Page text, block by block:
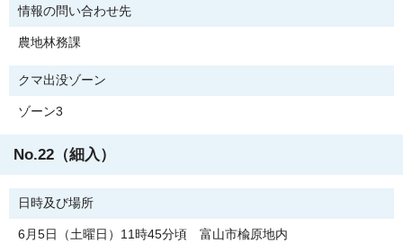
情報の問い合わせ先
農地林務課
クマ出没ゾーン
ゾーン3
No.22（細入）
日時及び場所
6月5日（土曜日）11時45分頃 富山市楡原地内